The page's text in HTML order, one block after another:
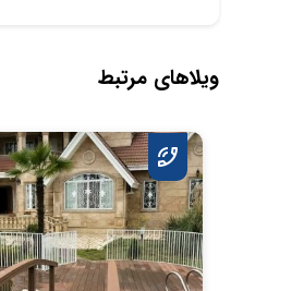
ویلاهای مرتبط